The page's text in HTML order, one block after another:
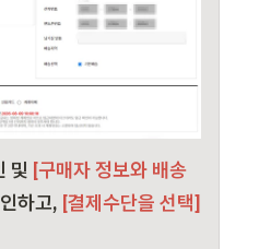
및 [구매자 정보와 배송
하고, [결제수단을 선택]